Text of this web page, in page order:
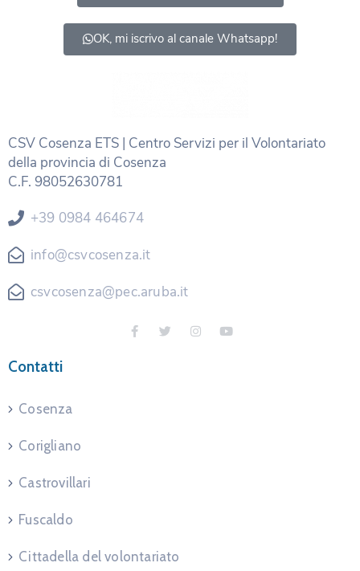
OK, mi iscrivo al canale Whatsapp!
CSV Cosenza ETS | Centro Servizi per il Volontariato
della provincia di Cosenza
C.F. 98052630781
+39 0984 464674
info@csvcosenza.it
csvcosenza@pec.aruba.it
Contatti
Cosenza
Corigliano
Castrovillari
Fuscaldo
Cittadella del volontariato